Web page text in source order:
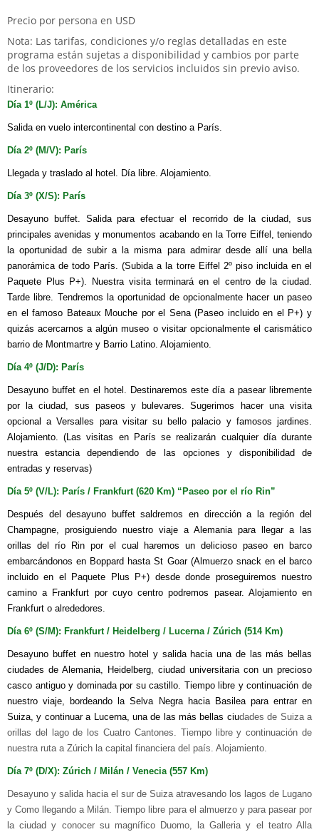
Precio por persona en USD
Nota: Las tarifas, condiciones y/o reglas detalladas en este
programa están sujetas a disponibilidad y cambios por parte
de los proveedores de los servicios incluidos sin previo aviso.
Itinerario:
Día 1º (L/J): América
Salida en vuelo intercontinental con destino a París.
Día 2º (M/V): París
Llegada y traslado al hotel. Día libre. Alojamiento.
Día 3º (X/S): París
Desayuno buffet. Salida para efectuar el recorrido de la ciudad, sus
principales avenidas y monumentos acabando en la Torre Eiffel, teniendo
la oportunidad de subir a la misma para admirar desde allí una bella
panorámica de todo París. (Subida a la torre Eiffel 2º piso incluida en el
Paquete Plus P+). Nuestra visita terminará en el centro de la ciudad.
Tarde libre. Tendremos la oportunidad de opcionalmente hacer un paseo
en el famoso Bateaux Mouche por el Sena (Paseo incluido en el P+) y
quizás acercarnos a algún museo o visitar opcionalmente el carismático
barrio de Montmartre y Barrio Latino. Alojamiento.
Día 4º (J/D): París
Desayuno buffet en el hotel. Destinaremos este día a pasear libremente
por la ciudad, sus paseos y bulevares. Sugerimos hacer una visita
opcional a Versalles para visitar su bello palacio y famosos jardines.
Alojamiento. (Las visitas en París se realizarán cualquier día durante
nuestra estancia dependiendo de las opciones y disponibilidad de
entradas y reservas)
Día 5º (V/L): París / Frankfurt (620 Km) “Paseo por el río Rin”
Después del desayuno buffet saldremos en dirección a la región del
Champagne, prosiguiendo nuestro viaje a Alemania para llegar a las
orillas del río Rin por el cual haremos un delicioso paseo en barco
embarcándonos en Boppard hasta St Goar (Almuerzo snack en el barco
incluido en el Paquete Plus P+) desde donde proseguiremos nuestro
camino a Frankfurt por cuyo centro podremos pasear. Alojamiento en
Frankfurt o alrededores.
Día 6º (S/M): Frankfurt / Heidelberg / Lucerna / Zúrich (514 Km)
Desayuno buffet en nuestro hotel y salida hacia una de las más bellas
ciudades de Alemania, Heidelberg, ciudad universitaria con un precioso
casco antiguo y dominada por su castillo. Tiempo libre y continuación de
nuestro viaje, bordeando la Selva Negra hacia Basilea para entrar en
Suiza, y continuar a Lucerna, una de las más bellas ciudades de Suiza a
orillas del lago de los Cuatro Cantones. Tiempo libre y continuación de
nuestra ruta a Zúrich la capital financiera del país. Alojamiento.
Día 7º (D/X): Zúrich / Milán / Venecia (557 Km)
Desayuno y salida hacia el sur de Suiza atravesando los lagos de Lugano
y Como llegando a Milán. Tiempo libre para el almuerzo y para pasear por
la ciudad y conocer su magnífico Duomo, la Galleria y el teatro Alla